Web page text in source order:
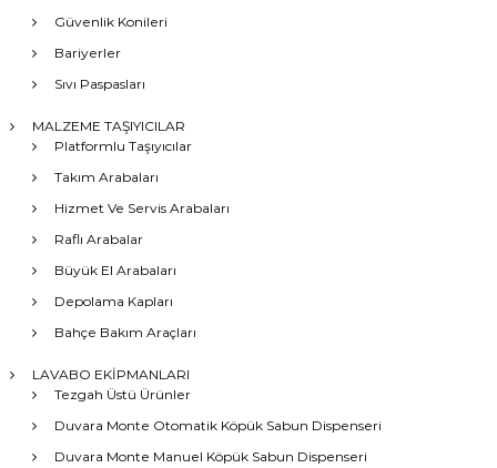
Güvenlik Konileri
Bariyerler
Sıvı Paspasları
MALZEME TAŞIYICILAR
Platformlu Taşıyıcılar
Takım Arabaları
Hizmet Ve Servis Arabaları
Raflı Arabalar
Büyük El Arabaları
Depolama Kapları
Bahçe Bakım Araçları
LAVABO EKİPMANLARI
Tezgah Üstü Ürünler
Duvara Monte Otomatik Köpük Sabun Dispenseri
Duvara Monte Manuel Köpük Sabun Dispenseri